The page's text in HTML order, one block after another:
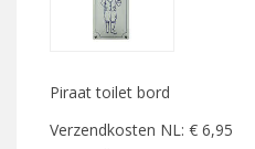
Piraat toilet bord
Verzendkosten NL: € 6,95